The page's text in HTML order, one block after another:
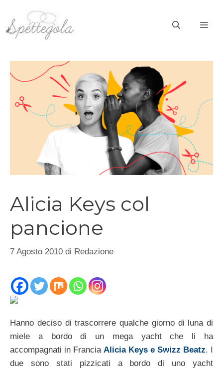
contenuto
Alicia Keys col
pancione
7 Agosto 2010 di Redazione
Hanno deciso di trascorrere qualche giorno di luna di
miele a bordo di un mega yacht che li ha
accompagnati in Francia Alicia Keys e Swizz Beatz. I
due sono stati pizzicati a bordo di uno yacht